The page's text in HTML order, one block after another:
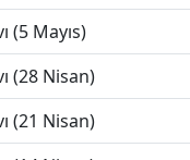
(5 Mayıs)
(28 Nisan)
(21 Nisan)